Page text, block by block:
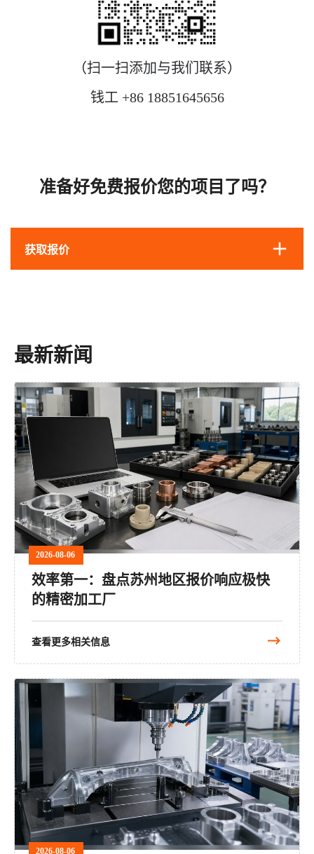
（扫一扫添加与我们联系）
钱工 +86 18851645656
准备好免费报价您的项目了吗？
获取报价
最新新闻
2026-08-06
效率第一：盘点苏州地区报价响应极快
的精密加工厂
查看更多相关信息
2026-08-06